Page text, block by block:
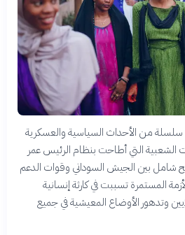
شهد السودان منذ عام 2018 سلسلة من الأحداث السياسية والعسكرية
الشعبية التي أطاحت بنظام الرئيس عمر
شامل بين الجيش السوداني وقوات الدعم
2023. هذه الأزمة المستمرة تسببت في كارثة إنسانية
وتدهور الأوضاع المعيشية في جميع